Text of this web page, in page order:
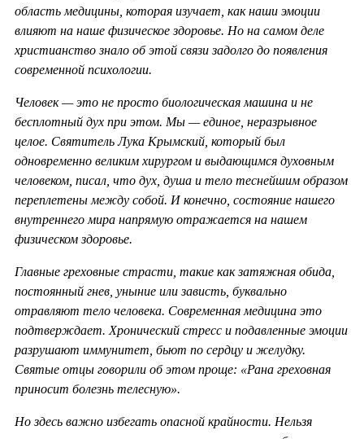
область медицины, которая изучает, как наши эмоции
влияют на наше физическое здоровье. Но на самом деле
христианство знало об этой связи задолго до появления
современной психологии.
Человек — это не просто биологическая машина и не
бесплотный дух при этом. Мы — единое, неразрывное
целое. Святитель Лука Крымский, который был
одновременно великим хирургом и выдающимся духовным
человеком, писал, что дух, душа и тело теснейшим образом
переплетены между собой. И конечно, состояние нашего
внутреннего мира напрямую отражается на нашем
физическом здоровье.
Главные греховные страсти, такие как затяжная обида,
постоянный гнев, уныние или зависть, буквально
отравляют тело человека. Современная медицина это
подтверждает. Хронический стресс и подавленные эмоции
разрушают иммунитет, бьют по сердцу и желудку.
Святые отцы говорили об этом проще: «Рана греховная
приносит болезнь телесную».
Но здесь важно избегать опасной крайности. Нельзя